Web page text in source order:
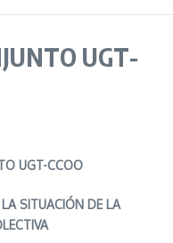
UGT-
UGT-CCOO
SITUACIÓN DE LA